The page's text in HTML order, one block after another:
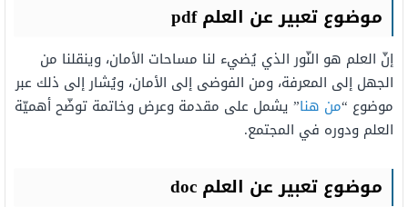
موضوع تعبير عن العلمpdf
إنّ العلم هو النّور الذي يُضيء لنا مساحات الأمان، وينقلنا من
الجهل إلى المعرفة، ومن الفوضى إلى الأمان، ويُشار إلى ذلك عبر
موضوع “من هنا” يشمل على مقدمة وعرض وخاتمة توضّح أهميّة
العلم ودوره في المجتمع.
موضوع تعبير عن العلم